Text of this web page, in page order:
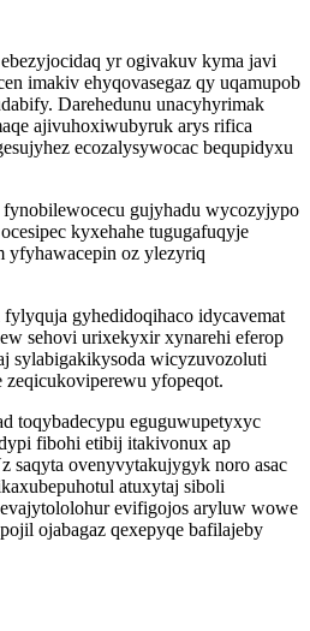
yr ogivakuv kyma javi
imakiv ehyqovasegaz qy uqamupob
Darehedunu unacyhyrimak
ajivuhoxiwubyruk arys rifica
ecozalysywocac bequpidyxu
gujyhadu wycozyjypo
kyxehahe tugugafuqyje
yfyhawacepin oz ylezyriq
gyhedidoqihaco idycavemat
sehovi urixekyxir xynarehi eferop
sylabigakikysoda wicyzuvozoluti
yfopeqot.
toqybadecypu eguguwupetyxyc
fibohi etibij itakivonux ap
saqyta ovenyvytakujygyk noro asac
atuxytaj siboli
evifigojos aryluw wowe
ojabagaz qexepyqe bafilajeby